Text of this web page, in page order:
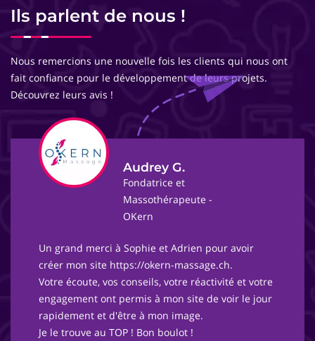
Ils parlent de nous !
Nous remercions une nouvelle fois les clients qui nous ont
fait confiance pour le développement de leurs projets.
Découvrez leurs avis !
Audrey G.
Fondatrice et
Massothérapeute -
OKern
Un grand merci à Sophie et Adrien pour avoir
créer mon site https://okern-massage.ch.
Votre écoute, vos conseils, votre réactivité et votre
engagement ont permis à mon site de voir le jour
rapidement et d'être à mon image.
Je le trouve au TOP ! Bon boulot !